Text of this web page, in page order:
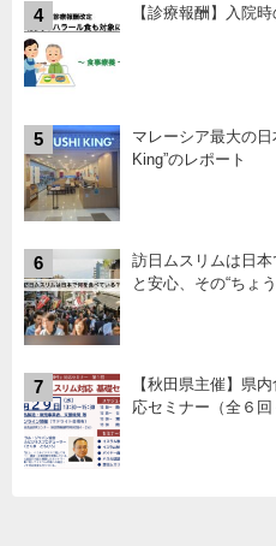
4 【診療報酬】入院
5
マレーシア最大の
King”のレポート
6
訪日ムスリムは日
と安心、その“ちょ
7
【秋田県主催】県
応セミナー（全６